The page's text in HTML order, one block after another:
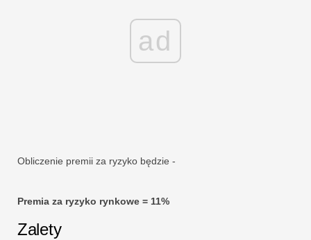
ad
Obliczenie premii za ryzyko będzie -
Premia za ryzyko rynkowe = 11%
Zalety